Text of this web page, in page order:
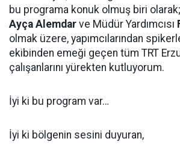
bu programa konuk olmuş biri
Ayça Alemdar ve Müdür Yardımcısı
olmak üzere, yapımcılarından
ekibinden emeği geçen tüm TRT
çalışanlarını yürekten kutluyorum.
İyi ki bu program var…
İyi ki bölgenin sesini duyuran,